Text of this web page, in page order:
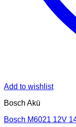
Add to wishlist
Bosch Akü
Bosch M6021 12V